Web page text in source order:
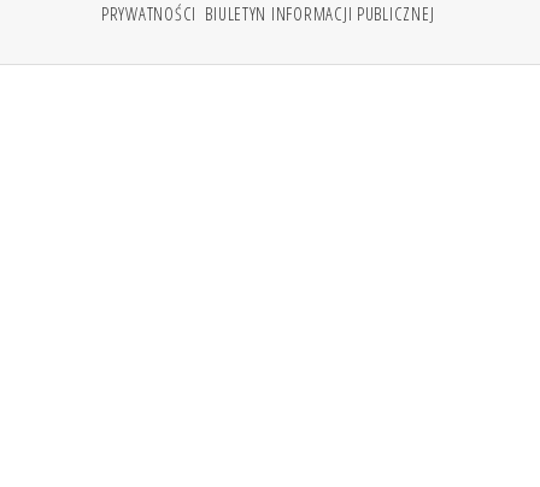
PRYWATNOŚCI BIULETYN INFORMACJI PUBLICZNEJ